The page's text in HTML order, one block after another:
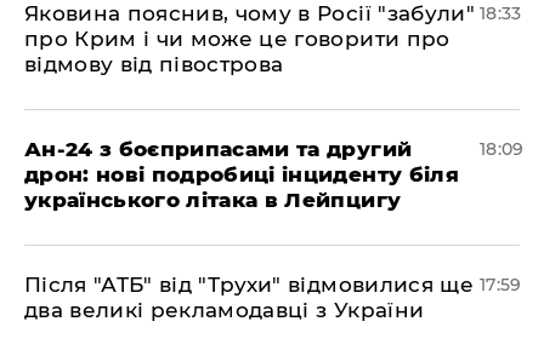
​Яковина пояснив, чому в Росії "забули"
про Крим і чи може це говорити про
відмову від півострова
18:33
​Ан-24 з боєприпасами та другий
дрон: нові подробиці інциденту біля
українського літака в Лейпцигу
18:09
​Після "АТБ" від "Трухи" відмовилися ще
два великі рекламодавці з України
17:59